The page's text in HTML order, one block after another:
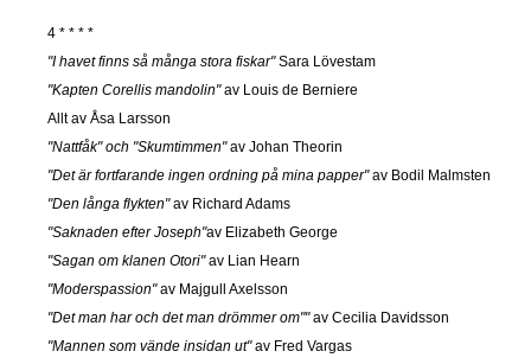
4 * * * *
"I havet finns så många stora fiskar"Sara Lövestam
"Kapten Corellis mandolin"av Louis de Berniere
Allt av Åsa Larsson
"Nattfåk" och "Skumtimmen"av Johan Theorin
"Det är fortfarande ingen ordning på mina papper"av Bodil Malmsten
"Den långa flykten"av Richard Adams
"Saknaden efter Joseph"av Elizabeth George
"Sagan om klanen Otori"av Lian Hearn
"Moderspassion"av Majgull Axelsson
"Det man har och det man drömmer om""av Cecilia Davidsson
"Mannen som vände insidan ut"av Fred Vargas